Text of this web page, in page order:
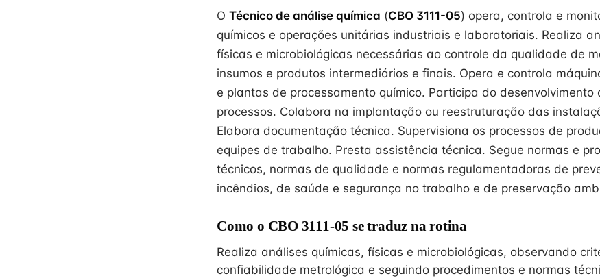
O Técnico de análise química (CBO 3111-05) opera, controla e
químicos e operações unitárias industriais e laboratoriais. Realiza
físicas e microbiológicas necessárias ao controle da qualidade de
insumos e produtos intermediários e finais. Opera e controla
e plantas de processamento químico. Participa do desenvolvimento
processos. Colabora na implantação ou reestruturação das
Elabora documentação técnica. Supervisiona os processos de
equipes de trabalho. Presta assistência técnica. Segue normas e
técnicos, normas de qualidade e normas regulamentadoras de
incêndios, de saúde e segurança no trabalho e de preservação
Como o CBO 3111-05 se traduz na rotina
Realiza análises químicas, físicas e microbiológicas, observando
confiabilidade metrológica e seguindo procedimentos e normas